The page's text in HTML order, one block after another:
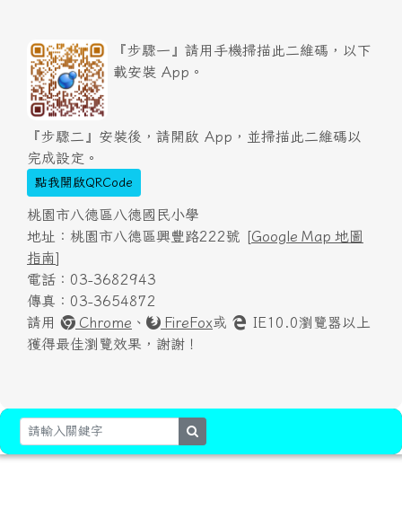
『步驟一』請用手機掃描此二維碼，以下
載安裝 App。
『步驟二』安裝後，請開啟 App，並掃描此二維碼以
完成設定。
點我開啟QRCode
桃園市八德區八德國民小學
地址：桃園市八德區興豐路222號 [Google Map 地圖
指南]
電話：03-3682943
傳真：03-3654872
請用
Chrome 、 FireFox或
IE10.0瀏覽器以上
獲得最佳瀏覽效果，謝謝！